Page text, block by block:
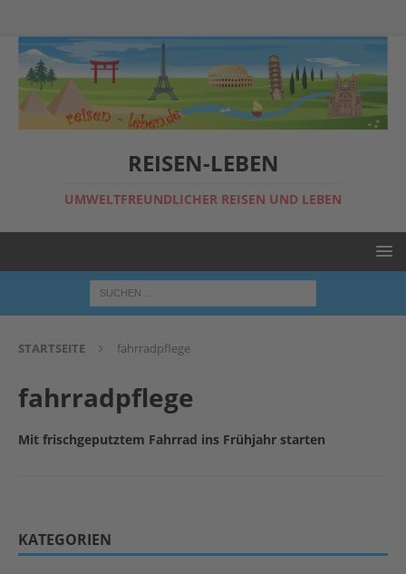
REISEN-LEBEN
UMWELTFREUNDLICHER REISEN UND LEBEN
STARTSEITE fahrradpflege
fahrradpflege
Mit frischgeputztem Fahrrad ins Frühjahr starten
KATEGORIEN